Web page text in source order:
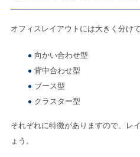
オフィスレイアウトには大きく分け
向かい合わせ型
背中合わせ型
ブース型
クラスター型
それぞれに特徴がありますので、レ
ょう。